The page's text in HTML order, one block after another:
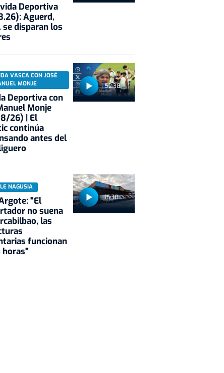
Deportiva
Aguerd,
se disparan los
52:38
VASCA CON JOSÉ
MONJE
Deportiva con
Monje
26) | El
continúa
antes del
16:38
NAGUSIA
"El
no suena
las
funcionan
horas"